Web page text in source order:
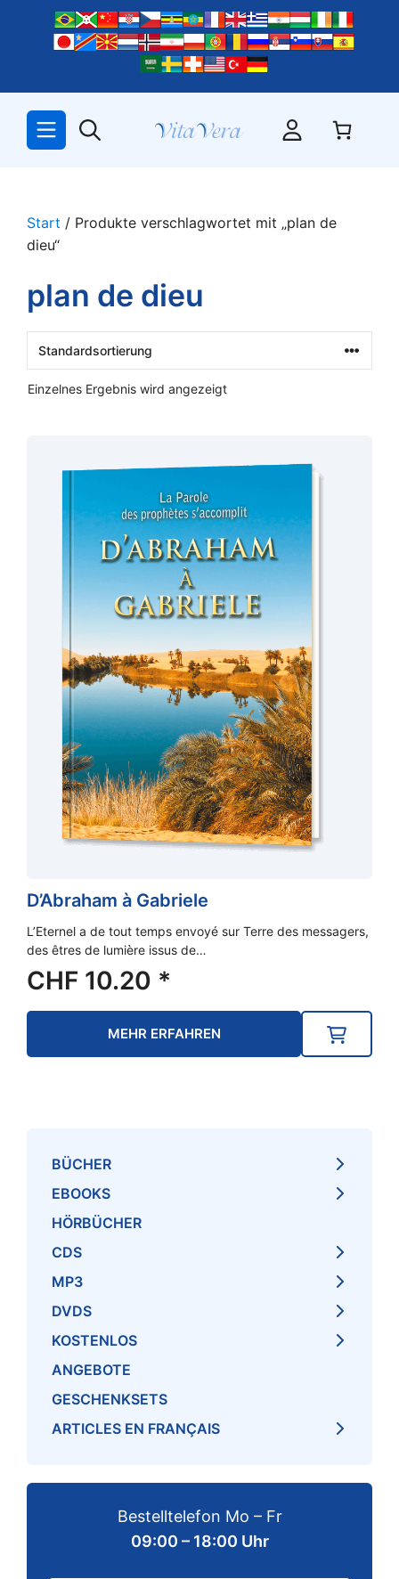
springen
Start / Produkte verschlagwortet mit „plan de
dieu“
plan de dieu
Einzelnes Ergebnis wird angezeigt
D’Abraham à Gabriele
L’Eternel a de tout temps envoyé sur Terre des messagers,
des êtres de lumière issus de…
CHF 10.20 *
MEHR ERFAHREN
BÜCHER
EBOOKS
HÖRBÜCHER
CDS
MP3
DVDS
KOSTENLOS
ANGEBOTE
GESCHENKSETS
ARTICLES EN FRANÇAIS
Bestelltelefon Mo – Fr
09:00 – 18:00 Uhr